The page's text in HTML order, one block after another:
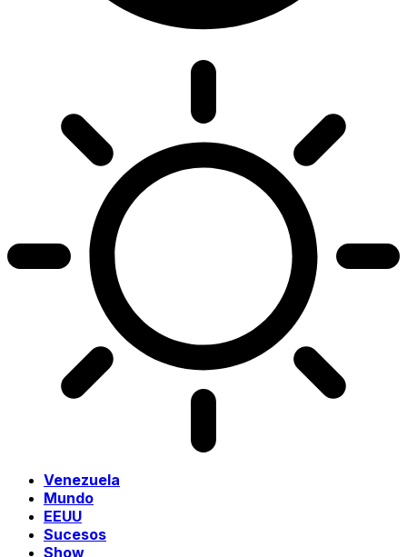
Venezuela
Mundo
EEUU
Sucesos
Show